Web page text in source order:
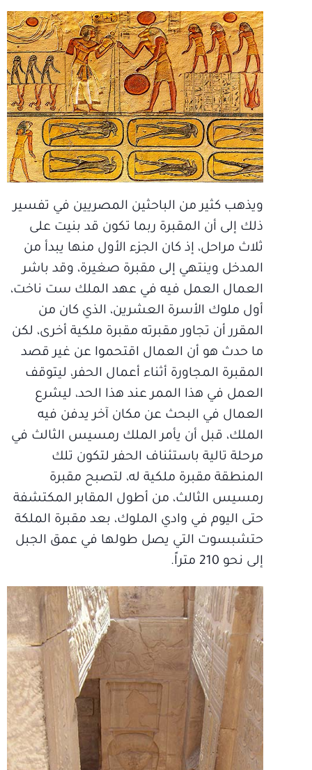
ويذهب كثير من الباحثين المصريين في تفسير
ذلك إلى أن المقبرة ربما تكون قد بنيت على
ثلاث مراحل، إذ كان الجزء الأول منها يبدأ من
المدخل وينتهي إلى مقبرة صغيرة، وقد باشر
العمال العمل فيه في عهد الملك ست ناخت،
أول ملوك الأسرة العشرين، الذي كان من
المقرر أن تجاور مقبرته مقبرة ملكية أخرى، لكن
ما حدث هو أن العمال اقتحموا عن غير قصد
المقبرة المجاورة أثناء أعمال الحفر، ليتوقف
العمل في هذا الممر عند هذا الحد، ليشرع
العمال في البحث عن مكان آخر يدفن فيه
الملك، قبل أن يأمر الملك رمسيس الثالث في
مرحلة تالية باستئناف الحفر لتكون تلك
المنطقة مقبرة ملكية له، لتصبح مقبرة
رمسيس الثالث، من أطول المقابر المكتشفة
حتى اليوم في وادي الملوك، بعد مقبرة الملكة
حتشبسوت التي يصل طولها في عمق الجبل
إلى نحو 210 متراً.